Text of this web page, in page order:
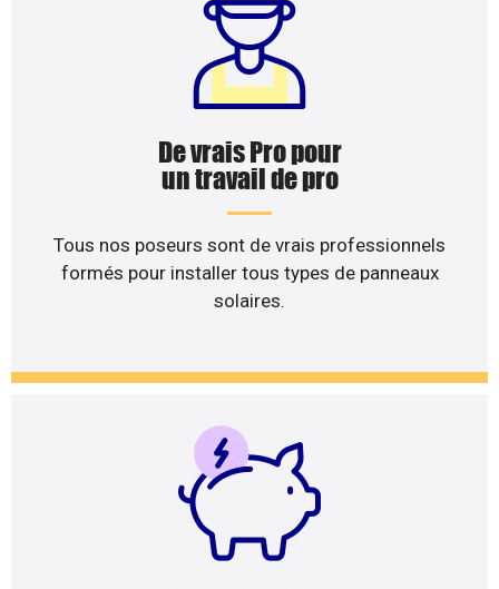
De vrais Pro pour
un travail de pro
Tous nos poseurs sont de vrais professionnels
formés pour installer tous types de panneaux
solaires.